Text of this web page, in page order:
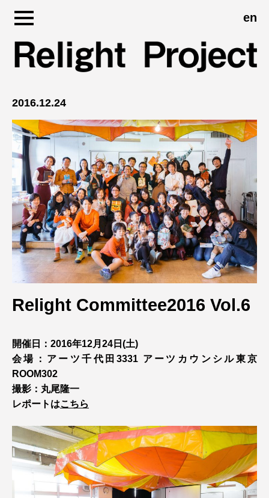
to
content
en
2016.12.24
Relight Committee2016 Vol.6
開催日：2016年12月24日(土)
会場：アーツ千代田3331 アーツカウンシル東京
ROOM302
撮影：丸尾隆一
レポートはこちら